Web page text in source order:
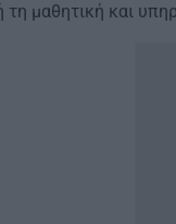
μαθητική και